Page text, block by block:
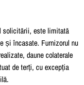
solicitării, este limitată
și încasate. Furnizorul nu
daune colaterale
de terți, cu excepția